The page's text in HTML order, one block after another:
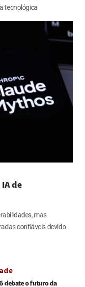
tecnológica
de
mas
confiáveis devido
debate o futuro da